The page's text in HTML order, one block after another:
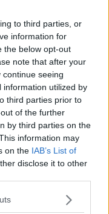
to third parties, or
information for
the below opt-out
note that after your
seeing
information utilized by
third parties prior to
of the further
by third parties on the
information may
on the IAB’s List of
disclose it to other
in Consiglio
la città
Chiara Dei 2016
da Solvay
al paradiso
Volterra per